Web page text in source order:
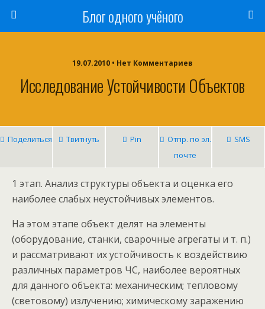
Блог одного учёного
19.07.2010 • Нет Комментариев
Исследование Устойчивости Объектов
Поделиться Твитнуть Pin
Отпр. по эл.
почте
SMS
1 этап. Анализ структуры объекта и оценка его
наиболее слабых неустойчивых элементов.
На этом этапе объект делят на элементы
(оборудование, станки, сварочные агрегаты и т. п.)
и рассматривают их устойчивость к воздействию
различных параметров ЧС, наиболее вероятных
для данного объекта: механическим; тепловому
(световому) излучению; химическому заражению